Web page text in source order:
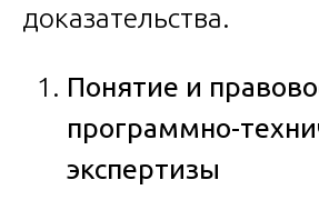
доказательства.
Понятие и
программно-
экспертизы